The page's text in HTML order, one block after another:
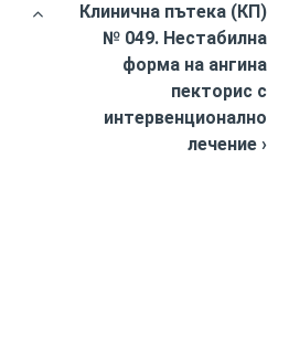
Клинична пътека (КП)
№ 049. Нестабилна
форма на ангина
пекторис с
интервенционално
лечение ›